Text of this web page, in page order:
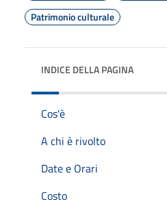
Patrimonio culturale
INDICE DELLA PAGINA
Cos'è
A chi è rivolto
Date e Orari
Costo